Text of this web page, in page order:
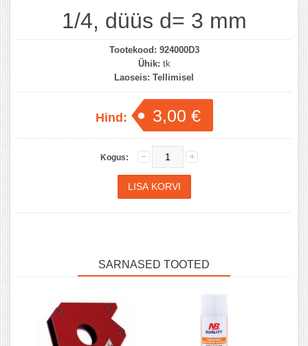
1/4, düüs d= 3 mm
Tootekood: 924000D3
Ühik: tk
Laoseis: Tellimisel
Hind: 3,00 €
Kogus:
SARNASED TOOTED